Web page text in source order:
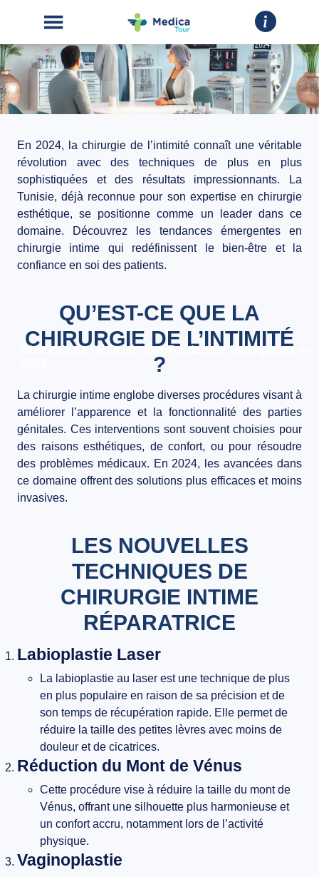
ACCUEIL
CHIRURGIE
ESTHÉTIQUE
INTERVENTIONS
BLOG
Chirurgie de l’Intimité : Les Tendances Émergentes en
En 2024, la chirurgie de l’intimité connaît une véritable
révolution avec des techniques de plus en plus
sophistiquées et des résultats impressionnants. La
Tunisie, déjà reconnue pour son expertise en chirurgie
esthétique, se positionne comme un leader dans ce
domaine. Découvrez les tendances émergentes en
chirurgie intime qui redéfinissent le bien-être et la
confiance en soi des patients.
QU’EST-CE QUE LA
CHIRURGIE DE L’INTIMITÉ
?
La chirurgie intime englobe diverses procédures visant à
améliorer l’apparence et la fonctionnalité des parties
génitales. Ces interventions sont souvent choisies pour
des raisons esthétiques, de confort, ou pour résoudre
des problèmes médicaux. En 2024, les avancées dans
ce domaine offrent des solutions plus efficaces et moins
invasives.
LES NOUVELLES
TECHNIQUES DE
CHIRURGIE INTIME
RÉPARATRICE
Labioplastie Laser
La labioplastie au laser est une technique de plus
en plus populaire en raison de sa précision et de
son temps de récupération rapide. Elle permet de
réduire la taille des petites lèvres avec moins de
douleur et de cicatrices.
Réduction du Mont de Vénus
Cette procédure vise à réduire la taille du mont de
Vénus, offrant une silhouette plus harmonieuse et
un confort accru, notamment lors de l’activité
physique.
Vaginoplastie